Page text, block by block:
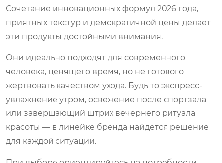
Сочетание инновационных формул 2026 года,
приятных текстур и демократичной цены делает
эти продукты достойными внимания.
Они идеально подходят для современного
человека, ценящего время, но не готового
жертвовать качеством ухода. Будь то экспресс-
увлажнение утром, освежение после спортзала
или завершающий штрих вечернего ритуала
красоты — в линейке бренда найдется решение
для каждой ситуации.